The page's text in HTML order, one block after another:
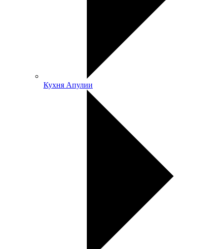
Кухня Апулии